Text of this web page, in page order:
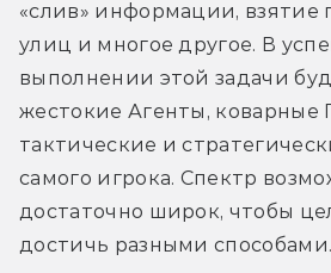
«слив» информации, взятие
улиц и многое другое. В
выполнении этой задачи
жестокие Агенты, коварные
тактические и
самого игрока. Спектр
достаточно широк, чтобы
достичь разными способами.